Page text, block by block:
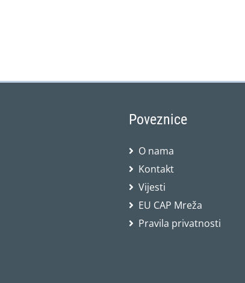
Poveznice
O nama
Kontakt
Vijesti
EU CAP Mreža
Pravila privatnosti